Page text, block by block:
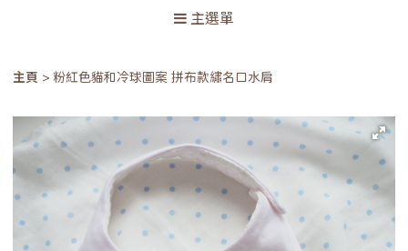
主選單
主頁 粉紅色貓和冷球圖案 拼布款繡名口水肩